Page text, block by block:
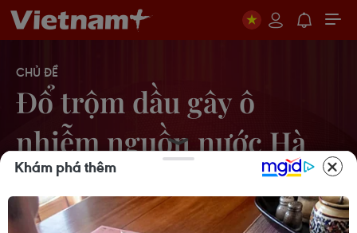
CHỦ ĐỀ
Đổ trộm dầu gây ô
nhiễm nguồn nước Hà
Nội
Khám phá thêm